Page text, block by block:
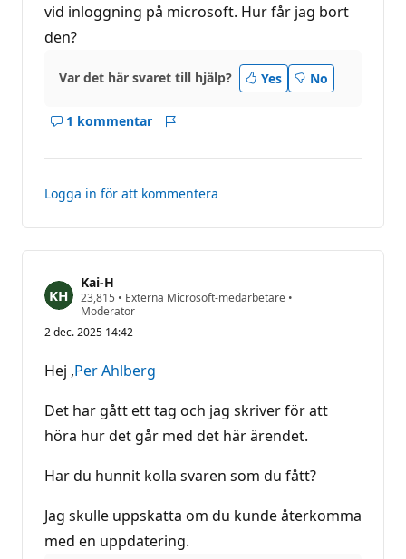
vid inloggning på microsoft. Hur får jag bort
den?
Var det här svaret till hjälp? Yes No
1 kommentar
Visa
det
svar
Logga in för att kommentera
Kai-H
23,815 R
y
t
s
p
ä
n
g
• Externa Microsoft-medarbetare •
Moderator
2 dec. 2025 14:42
Hej ,Per Ahlberg
Det har gått ett tag och jag skriver för att
höra hur det går med det här ärendet.
Har du hunnit kolla svaren som du fått?
Jag skulle uppskatta om du kunde återkomma
med en uppdatering.